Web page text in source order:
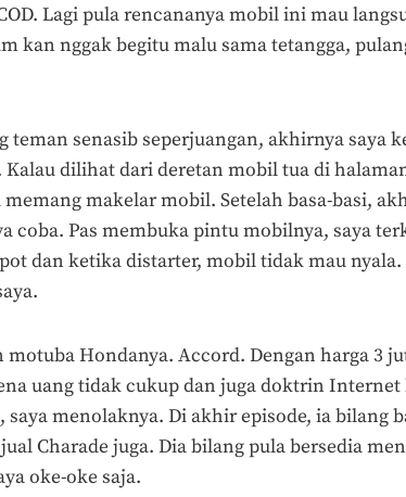
Lagi pula rencananya mobil ini mau
kan nggak begitu malu sama tetangga,
teman senasib seperjuangan, akhirnya saya
dilihat dari deretan mobil tua di
makelar mobil. Setelah basa-basi,
coba. Pas membuka pintu mobilnya, saya
dan ketika distarter, mobil tidak mau nyala.
Hondanya. Accord. Dengan harga 3
uang tidak cukup dan juga doktrin Internet
menolaknya. Di akhir episode, ia bilang
Charade juga. Dia bilang pula bersedia
oke-oke saja.